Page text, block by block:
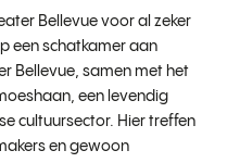
Bellevue voor al zeker
een schatkamer aan
Bellevue, samen met het
een levendig
cultuursector. Hier treffen
en gewoon